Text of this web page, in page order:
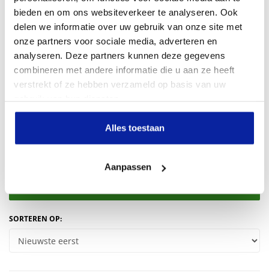
bieden en om ons websiteverkeer te analyseren. Ook
delen we informatie over uw gebruik van onze site met
onze partners voor sociale media, adverteren en
analyseren. Deze partners kunnen deze gegevens
combineren met andere informatie die u aan ze heeft
verstrekt of ze hebben verzameld op basis van uw
Alles toestaan
Aanpassen
HERKOMST China
Bekijk hieronder alle reviews van onze klanten
SORTEREN OP: